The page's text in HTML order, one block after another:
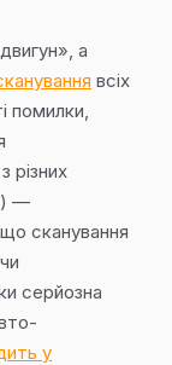
а
всіх
помилки,
різних
—
сканування
серйозна
у